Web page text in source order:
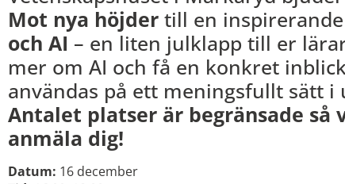
Mot nya höjder till en
och AI – en liten julklapp till er
mer om AI och få en konkret
användas på ett meningsfullt sätt i
Antalet platser är begränsade så
anmäla dig!
Datum: 16 december